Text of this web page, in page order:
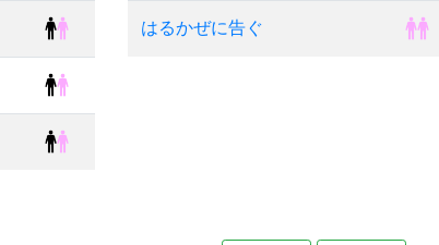
はるかぜに告ぐ